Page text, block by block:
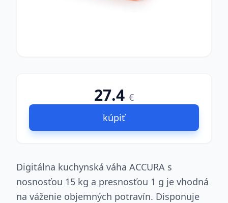
27.4 €
kúpiť
Digitálna kuchynská váha ACCURA s
nosnosťou 15 kg a presnosťou 1 g je vhodná
na váženie objemných potravín. Disponuje